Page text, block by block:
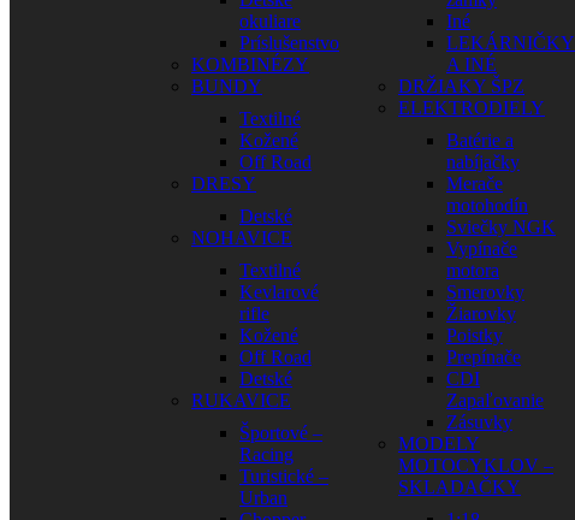
okuliare
Príslušenstvo
KOMBINÉZY
BUNDY
Textilné
Kožené
Off Road
DRESY
Detské
NOHAVICE
Textilné
Kevlarové
rifle
Kožené
Off Road
Detské
RUKAVICE
Športové –
Racing
Turistické –
Urban
Iné
LEKÁRNIČKY
A INÉ
DRŽIAKY ŠPZ
ELEKTRODIELY
Batérie a
nabíjačky
Merače
motohodín
Sviečky NGK
Vypínače
motora
Smerovky
Žiarovky
Poistky
Prepínače
CDI
Zapaľovanie
Zásuvky
MODELY
MOTOCYKLOV –
SKLADAČKY